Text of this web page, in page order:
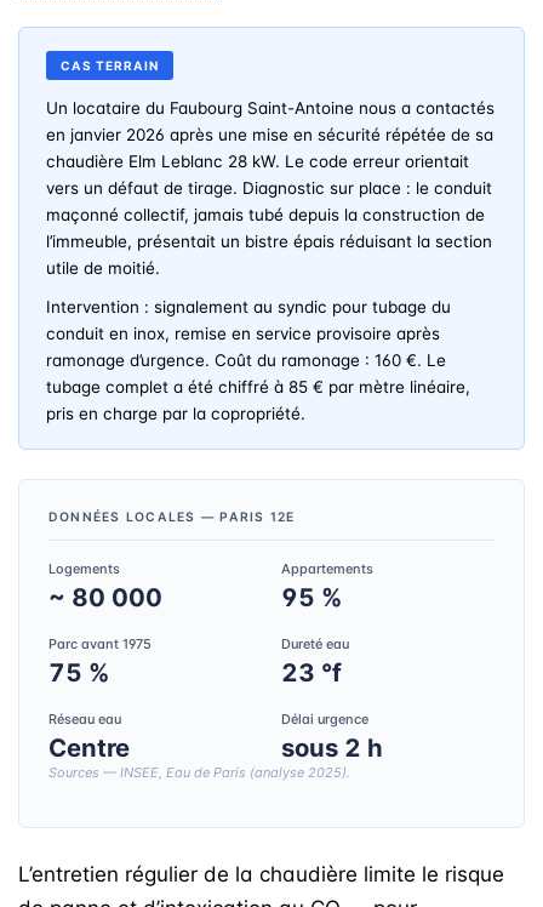
CAS TERRAIN
Un locataire du Faubourg Saint-Antoine nous a contactés
en janvier 2026 après une mise en sécurité répétée de sa
chaudière Elm Leblanc 28 kW. Le code erreur orientait
vers un défaut de tirage. Diagnostic sur place : le conduit
maçonné collectif, jamais tubé depuis la construction de
l’immeuble, présentait un bistre épais réduisant la section
utile de moitié.
Intervention : signalement au syndic pour tubage du
conduit en inox, remise en service provisoire après
ramonage d’urgence. Coût du ramonage : 160 €. Le
tubage complet a été chiffré à 85 € par mètre linéaire,
pris en charge par la copropriété.
DONNÉES LOCALES — PARIS 12E
Logements
~ 80 000
Appartements
95 %
Parc avant 1975
75 %
Dureté eau
23 °f
Réseau eau
Centre
Délai urgence
sous 2 h
Sources — INSEE, Eau de Paris (analyse 2025).
L’entretien régulier de la chaudière limite le risque